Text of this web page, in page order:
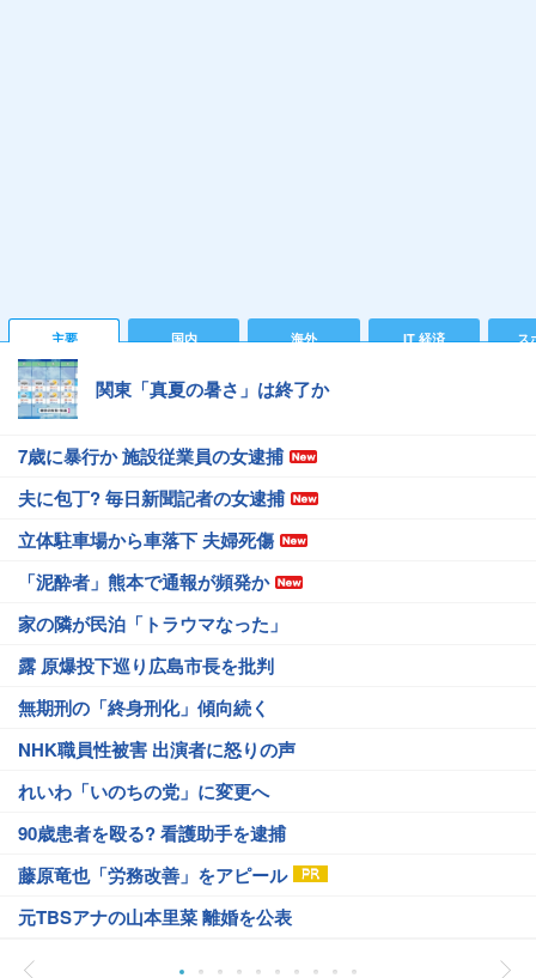
主要 国内 海外 IT 経済 ス
関東「真夏の暑さ」は終了か
7歳に暴行か 施設従業員の女逮捕
夫に包丁? 毎日新聞記者の女逮捕
立体駐車場から車落下 夫婦死傷
「泥酔者」熊本で通報が頻発か
家の隣が民泊「トラウマなった」
露 原爆投下巡り広島市長を批判
無期刑の「終身刑化」傾向続く
NHK職員性被害 出演者に怒りの声
れいわ「いのちの党」に変更へ
90歳患者を殴る? 看護助手を逮捕
藤原竜也「労務改善」をアピール
元TBSアナの山本里菜 離婚を公表